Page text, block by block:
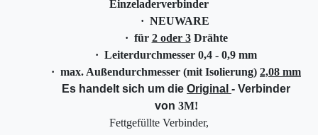
Einzeladerverbinder
· NEUWARE
· für 2 oder 3Drähte
· Leiterdurchmesser 0,4 - 0,9 mm
· max. Außendurchmesser (mit Isolierung) 2,08 mm
Es handelt sich um die Original - Verbinder
von 3M!
Fettgefüllte Verbinder,